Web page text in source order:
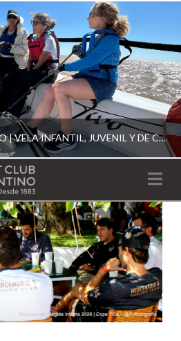
PROGRAMA RECREATIVO | VELA INFANTIL, JUVENIL Y DE CRUCERO 2026
YCA
RECREATIVA 2026